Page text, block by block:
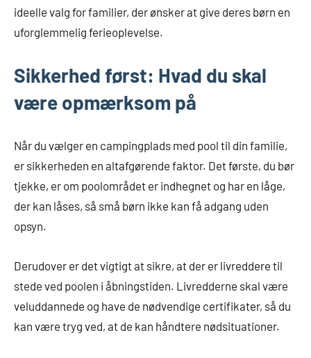
ideelle valg for familier, der ønsker at give deres børn en
uforglemmelig ferieoplevelse.
Sikkerhed først: Hvad du skal
være opmærksom på
Når du vælger en campingplads med pool til din familie,
er sikkerheden en altafgørende faktor. Det første, du bør
tjekke, er om poolområdet er indhegnet og har en låge,
der kan låses, så små børn ikke kan få adgang uden
opsyn.
Derudover er det vigtigt at sikre, at der er livreddere til
stede ved poolen i åbningstiden. Livredderne skal være
veluddannede og have de nødvendige certifikater, så du
kan være tryg ved, at de kan håndtere nødsituationer.